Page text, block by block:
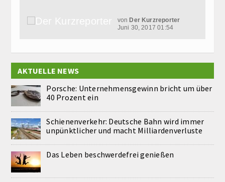
von Der Kurzreporter
Juni 30, 2017 01:54
AKTUELLE NEWS
Porsche: Unternehmensgewinn bricht um über
40 Prozent ein
Schienenverkehr: Deutsche Bahn wird immer
unpünktlicher und macht Milliardenverluste
Das Leben beschwerdefrei genießen